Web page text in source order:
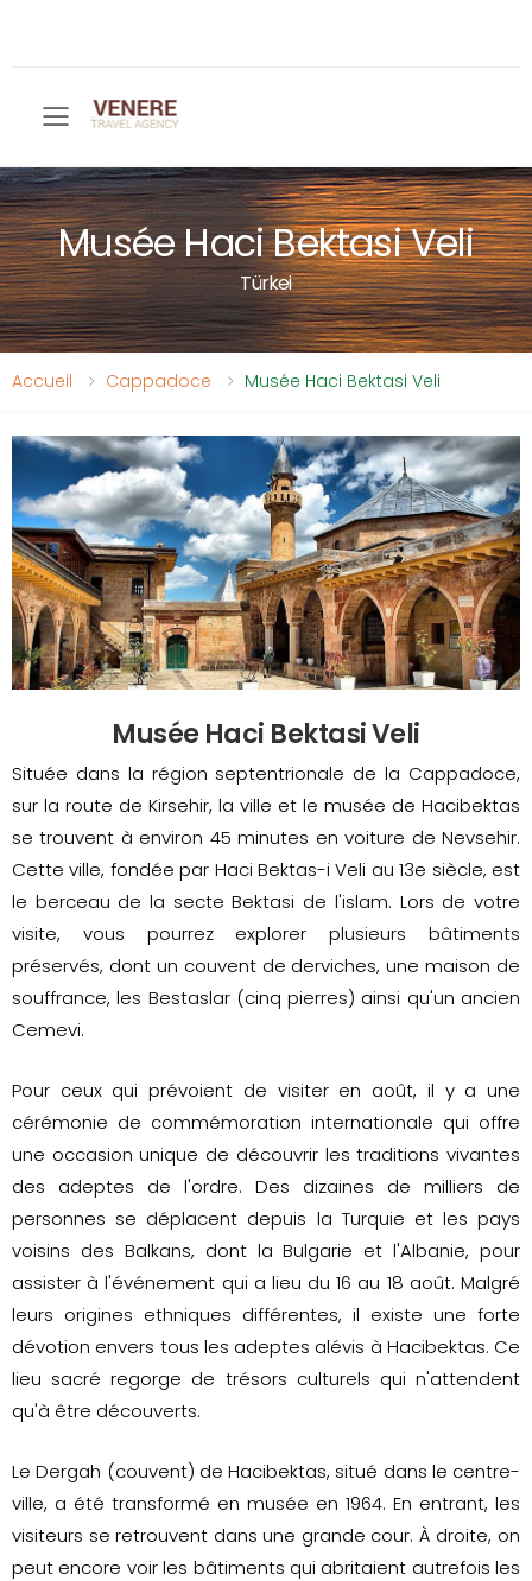
Toggle mobile menu
Musée Haci Bektasi Veli
Türkei
Accueil Cappadoce Musée Haci Bektasi Veli
Musée Haci Bektasi Veli
Située dans la région septentrionale de la Cappadoce,
sur la route de Kirsehir, la ville et le musée de Hacibektas
se trouvent à environ 45 minutes en voiture de Nevsehir.
Cette ville, fondée par Haci Bektas-i Veli au 13e siècle, est
le berceau de la secte Bektasi de l'islam. Lors de votre
visite, vous pourrez explorer plusieurs bâtiments
préservés, dont un couvent de derviches, une maison de
souffrance, les Bestaslar (cinq pierres) ainsi qu'un ancien
Cemevi.
Pour ceux qui prévoient de visiter en août, il y a une
cérémonie de commémoration internationale qui offre
une occasion unique de découvrir les traditions vivantes
des adeptes de l'ordre. Des dizaines de milliers de
personnes se déplacent depuis la Turquie et les pays
voisins des Balkans, dont la Bulgarie et l'Albanie, pour
assister à l'événement qui a lieu du 16 au 18 août. Malgré
leurs origines ethniques différentes, il existe une forte
dévotion envers tous les adeptes alévis à Hacibektas. Ce
lieu sacré regorge de trésors culturels qui n'attendent
qu'à être découverts.
Le Dergah (couvent) de Hacibektas, situé dans le centre-
ville, a été transformé en musée en 1964. En entrant, les
visiteurs se retrouvent dans une grande cour. À droite, on
peut encore voir les bâtiments qui abritaient autrefois les